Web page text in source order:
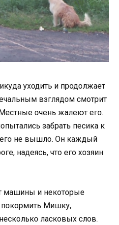
уходить и продолжает
взглядом смотрит
Местные очень жалеют его.
забрать песика к
не вышло. Он каждый
надеясь, что его хозяин
машины и некоторые
покормить Мишку,
ласковых слов.